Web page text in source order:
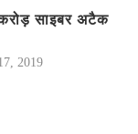
साइबर अटैक
2019